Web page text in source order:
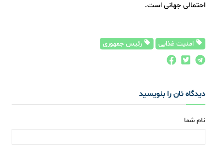
احتمالی جهانی است.
امنیت غذایی رئیس جمهوری
دیدگاه تان را بنویسید
نام شما